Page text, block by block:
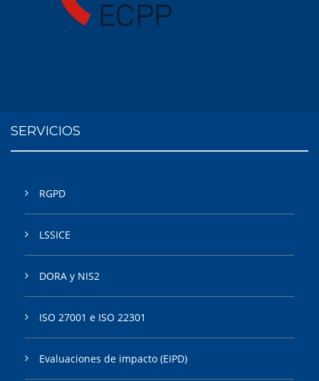
SERVICIOS
RGPD
LSSICE
DORA y NIS2
ISO 27001 e ISO 22301
Evaluaciones de impacto (EIPD)